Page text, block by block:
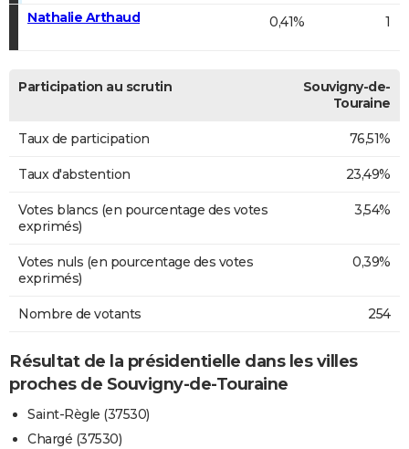
Nathalie Arthaud 0,41% 1
Participation au scrutin
Souvigny-de-
Touraine
Taux de participation 76,51%
Taux d'abstention 23,49%
Votes blancs (en pourcentage des votes
exprimés)
3,54%
Votes nuls (en pourcentage des votes
exprimés)
0,39%
Nombre de votants 254
Résultat de la présidentielle dans les villes
proches de Souvigny-de-Touraine
Saint-Règle (37530)
Chargé (37530)